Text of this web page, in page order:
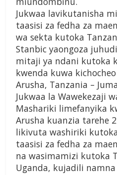
Jukwaa lavikutanisha
taasisi za fedha za
wa sekta kutoka
Stanbic yaongoza
mitaji ya ndani kutoka
kwenda kuwa
Arusha, Tanzania –
Jukwaa la Wawekezaji
Mashariki limefanyika
Arusha kuanzia tarehe
likivuta washiriki
taasisi za fedha za
na wasimamizi kutoka
Uganda, kujadili